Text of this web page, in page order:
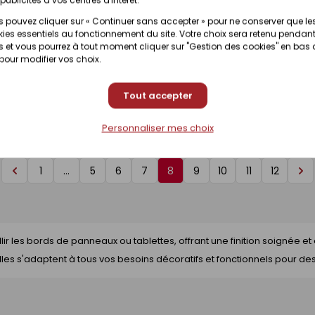
pouvez cliquer sur « Continuer sans accepter » pour ne conserver que
essentiels au fonctionnement du site. Votre choix sera retenu pendant
et vous pourrez à tout moment cliquer sur "Gestion des cookies" en bas
modifier vos choix.
Tout accepter
Personnaliser mes choix
de 150 m
:30458197
selon magasin
en
au
comme
liste
- rouleau de 150 m
Référence :30458149
Déclinaison
Voir prix et disponibilité en
magasin
Page
1 … 5 6 7 8 9 10 11 12
Page
les bords de panneaux ou tablettes, offrant une finition soignée et
s'adaptent à tous vos besoins décoratifs et fonctionnels pour